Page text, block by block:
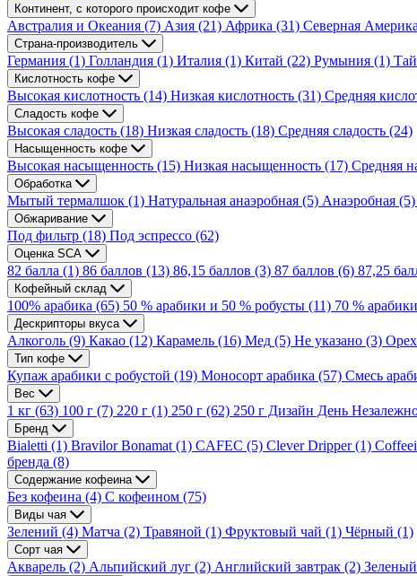
Континент, с которого происходит кофе
Австралия и Океания (7) Азия (21) Африка (31) Северная Америка
Страна-производитель
Германия (1) Голландия (1) Италия (1) Китай (22) Румыния (1)
Кислотность кофе
Высокая кислотность (14) Низкая кислотность (31) Средняя
Сладость кофе
Высокая сладость (18) Низкая сладость (18) Средняя сладость (24)
Насыщенность кофе
Высокая насыщенность (15) Низкая насыщенность (17) Средняя
Обработка
Мытый термалшок (1) Натуральная анаэробная (5) Анаэробная (5)
Обжаривание
Под фильтр (18) Под эспрессо (62)
Оценка SCA
82 балла (1) 86 баллов (13) 86,15 баллов (3) 87 баллов (6) 87,25
Кофейный склад
100% арабика (65) 50 % арабики и 50 % робусты (11) 70 %
Дескрипторы вкуса
Алкоголь (9) Какао (12) Карамель (16) Мед (5) Не указано (3)
Тип кофе
Купаж арабики с робустой (19) Моносорт арабика (57) Смесь
Вес
1 кг (63) 100 г (7) 220 г (1) 250 г (62) 250 г Дизайн День
Бренд
Bialetti (1) Bravilor Bonamat (1) CAFEC (5) Clever Dripper (1)
бренда (8)
Содержание кофеина
Без кофеина (4) С кофеином (75)
Виды чая
Зелений (4) Матча (2) Травяной (1) Фруктовый чай (1) Чёрный (1)
Сорт чая
Акварель (2) Альпийский луг (2) Английский завтрак (2)